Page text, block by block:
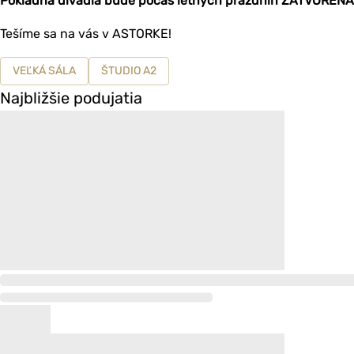
Tešíme sa na vás v ASTORKE!
VEĽKÁ SÁLA ŠTUDIO A2
Najbližšie podujatia